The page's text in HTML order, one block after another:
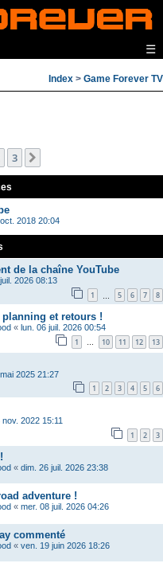
☰
Index > Game Forever TV
3
2018 20:04
de la chaîne YouTube
2026 08:13
1 5 6 7 8
et retours !
« lun. 06 juil. 2026 00:54
1 … 10 11 12 13
2025 21:27
1 2 3 4 5 6
2022 15:11
1 2 3
« dim. 26 juil. 2026 23:38
adventure !
« mer. 08 juil. 2026 04:26
commenté
« ven. 19 juin 2026 18:26